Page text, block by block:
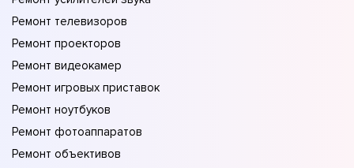
Ремонт телевизоров
Ремонт проекторов
Ремонт видеокамер
Ремонт игровых приставок
Ремонт ноутбуков
Ремонт фотоаппаратов
Ремонт объективов